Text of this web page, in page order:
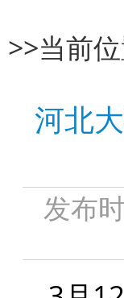
>>当前位
河北
发布